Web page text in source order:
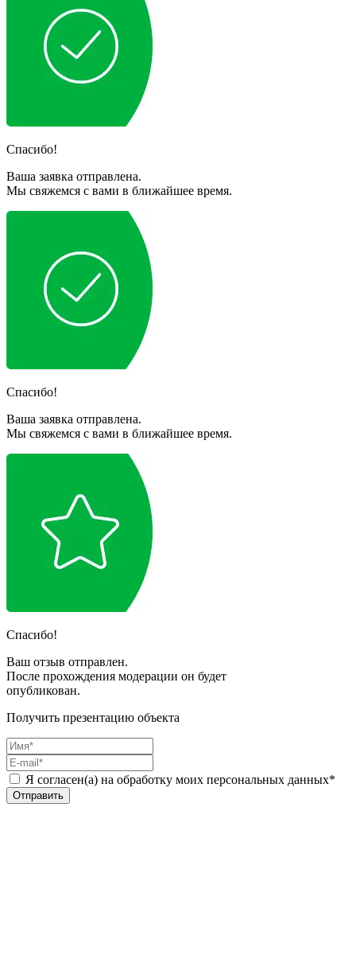
Спасибо!
Ваша заявка отправлена.
Мы свяжемся с вами в ближайшее время.
Спасибо!
Ваша заявка отправлена.
Мы свяжемся с вами в ближайшее время.
Спасибо!
Ваш отзыв отправлен.
После прохождения модерации он будет
опубликован.
Получить презентацию объекта
Я согласен(а) на обработку моих персональных данных*